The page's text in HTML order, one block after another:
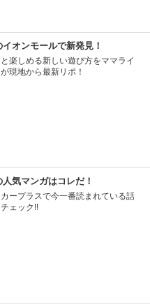
イオンモールで新発見！
楽しめる新しい遊び方をママライ
現地から最新リポ！
気マンガはコレだ！
ープラスで今一番読まれている話
ェック!!